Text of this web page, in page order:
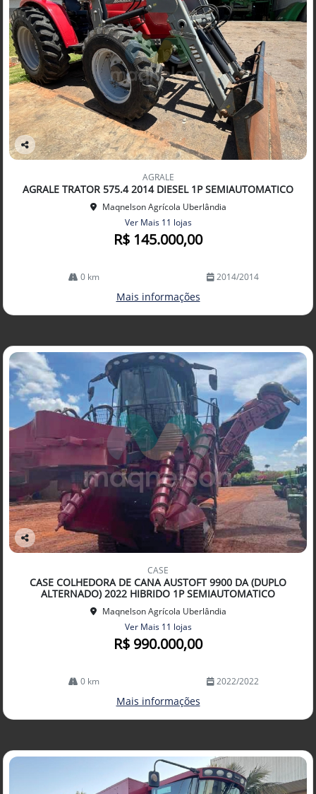
Co
arti
lhe
AGRALE
AGRALE TRATOR 575.4 2014 DIESEL 1P SEMIAUTOMATICO
Maqnelson Agrícola Uberlândia
Ver Mais 11 lojas
R$ 145.000,00
0 km 2014/2014
Mais informações
Co
lhe
CASE
CASE COLHEDORA DE CANA AUSTOFT 9900 DA (DUPLO
ALTERNADO) 2022 HIBRIDO 1P SEMIAUTOMATICO
Maqnelson Agrícola Uberlândia
Ver Mais 11 lojas
R$ 990.000,00
0 km 2022/2022
Mais informações